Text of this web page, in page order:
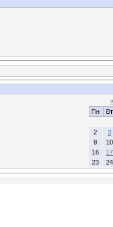
«
Пн
Вт
2
3
9
10
16
17
23
24